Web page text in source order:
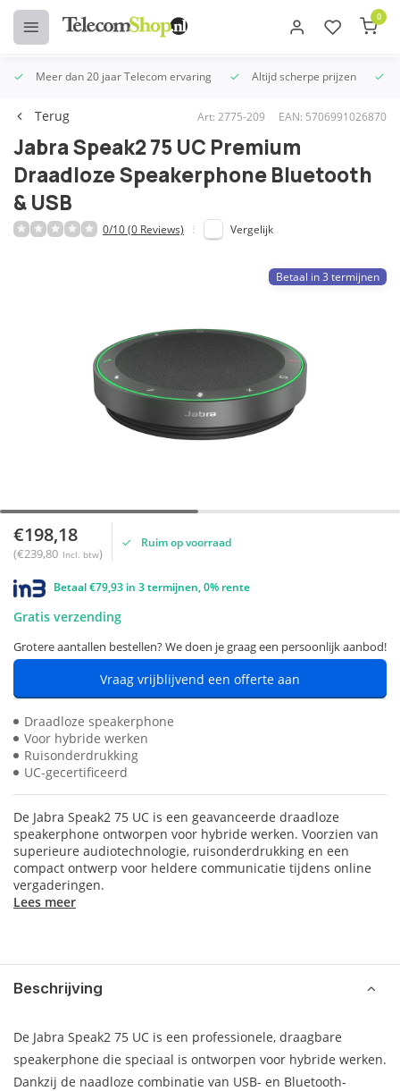
0
Meer dan 20 jaar Telecom ervaring Altijd scherpe prijzen
Terug Art: 2775-209 EAN: 5706991026870
Jabra Speak2 75 UC Premium
Draadloze Speakerphone Bluetooth
& USB
0/10 (0 Reviews) Vergelijk
Betaal in 3 termijnen
€198,18
(€239,80 Incl. btw)
Ruim op voorraad
Betaal €79,93 in 3 termijnen, 0% rente
Gratis verzending
Grotere aantallen bestellen? We doen je graag een persoonlijk aanbod!
Vraag vrijblijvend een offerte aan
Draadloze speakerphone
Voor hybride werken
Ruisonderdrukking
UC-gecertificeerd
De Jabra Speak2 75 UC is een geavanceerde draadloze
speakerphone ontworpen voor hybride werken. Voorzien van
superieure audiotechnologie, ruisonderdrukking en een
compact ontwerp voor heldere communicatie tijdens online
vergaderingen.
Lees meer
Beschrijving
De Jabra Speak2 75 UC is een professionele, draagbare
speakerphone die speciaal is ontworpen voor hybride werken.
Dankzij de naadloze combinatie van USB- en Bluetooth-